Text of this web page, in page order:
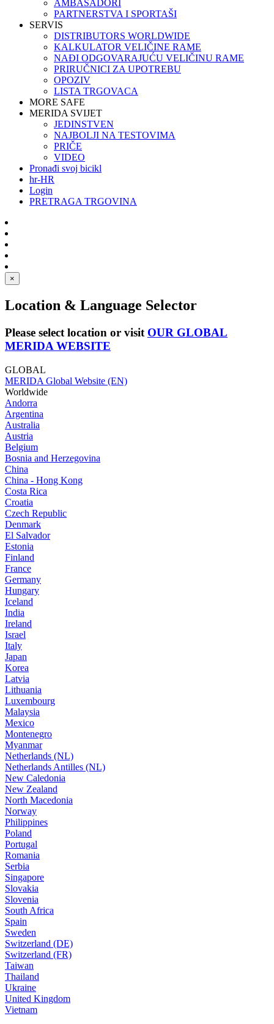
AMBASADORI
PARTNERSTVA I SPORTAŠI
SERVIS
DISTRIBUTORS WORLDWIDE
KALKULATOR VELIČINE RAME
NAĐI ODGOVARAJUĆU VELIČINU RAME
PRIRUČNICI ZA UPOTREBU
OPOZIV
LISTA TRGOVACA
MORE SAFE
MERIDA SVIJET
JEDINSTVEN
NAJBOLJI NA TESTOVIMA
PRIČE
VIDEO
Pronađi svoj bicikl
hr-HR
Login
PRETRAGA TRGOVINA
×
Location & Language Selector
Please select location or visit OUR GLOBAL
MERIDA WEBSITE
GLOBAL
MERIDA Global Website (EN)
Worldwide
Andorra
Argentina
Australia
Austria
Belgium
Bosnia and Herzegovina
China
China - Hong Kong
Costa Rica
Croatia
Czech Republic
Denmark
El Salvador
Estonia
Finland
France
Germany
Hungary
Iceland
India
Ireland
Israel
Italy
Japan
Korea
Latvia
Lithuania
Luxembourg
Malaysia
Mexico
Montenegro
Myanmar
Netherlands (NL)
Netherlands Antilles (NL)
New Caledonia
New Zealand
North Macedonia
Norway
Philippines
Poland
Portugal
Romania
Serbia
Singapore
Slovakia
Slovenia
South Africa
Spain
Sweden
Switzerland (DE)
Switzerland (FR)
Taiwan
Thailand
Ukraine
United Kingdom
Vietnam